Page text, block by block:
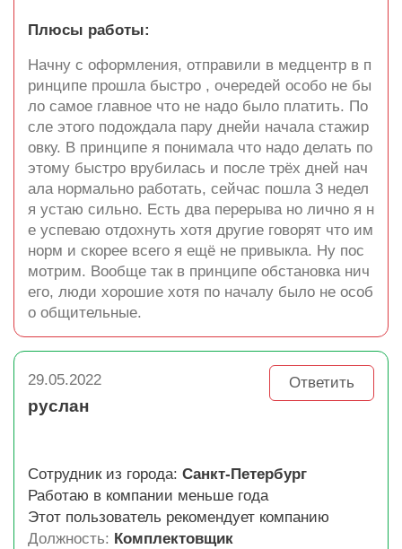
Плюсы работы:
Начну с оформления, отправили в медцентр в п
ринципе прошла быстро , очередей особо не бы
ло самое главное что не надо было платить. По
сле этого подождала пару днейи начала стажир
овку. В принципе я понимала что надо делать по
этому быстро врубилась и после трёх дней нач
ала нормально работать, сейчас пошла 3 недел
я устаю сильно. Есть два перерыва но лично я н
е успеваю отдохнуть хотя другие говорят что им
норм и скорее всего я ещё не привыкла. Ну пос
мотрим. Вообще так в принципе обстановка нич
его, люди хорошие хотя по началу было не особ
о общительные.
29.05.2022 Ответить
руслан
Сотрудник из города: Санкт-Петербург
Работаю в компании меньше года
Этот пользователь рекомендует компанию
Должность: Комплектовщик